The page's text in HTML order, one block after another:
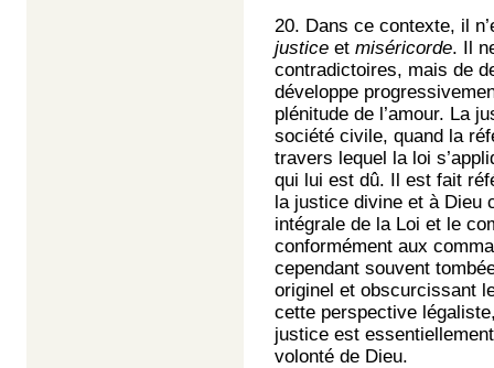
20. Dans ce contexte, il
justice et miséricorde. Il
contradictoires, mais de
développe
plénitude de l’amour. La
société civile, quand la
travers lequel la loi
qui lui est dû. Il est fait
la justice divine et à Dieu
intégrale de la Loi et le
conformément aux
cependant souvent
originel et obscurcissant
cette perspective
justice est
volonté de Dieu.